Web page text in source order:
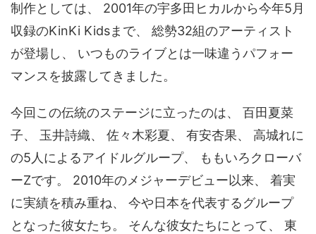
制作としては、 2001年の宇多田ヒカルから今年5月
収録のKinKi Kidsまで、 総勢32組のアーティスト
が登場し、 いつものライブとは一味違うパフォー
マンスを披露してきました。
今回この伝統のステージに立ったのは、 百田夏菜
子、 玉井詩織、 佐々木彩夏、 有安杏果、 高城れに
の5人によるアイドルグループ、 ももいろクローバ
ーZです。 2010年のメジャーデビュー以来、 着実
に実績を積み重ね、 今や日本を代表するグループ
となった彼女たち。 そんな彼女たちにとって、 東